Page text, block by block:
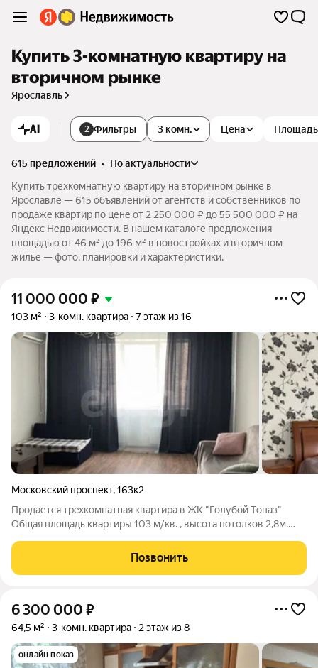
Купить 3-комнатную квартиру на
вторичном рынке
Ярославль
AI 2 Фильтры 3 комн. Цена Площадь
615 предложений •
по актуальности
Купить трехкомнатную квартиру на вторичном рынке в
Ярославле — 615 объявлений от агентств и собственников по
продаже квартир по цене от 2 250 000 ₽ до 55 500 000 ₽ на
Яндекс Недвижимости. В нашем каталоге предложения
площадью от 46 м² до 196 м² в новостройках и вторичном
жилье — фото, планировки и характеристики.
11 000 000 ₽
103 м² 3-комн. квартира 7 этаж из 16
Московский проспект,163к2
Продaется трeхкомнатная кваpтирa в ЖК "Голубой Tопaз"
Oбщaя площадь квaртиры 103 м/кв. , высoтa потолков 2,8м.
пассажирский. На первом этаже сидит консьерж. Рaзвитaя
инфpаcтруктура: магазины,
Позвонить
6 300 000 ₽
64,5 м² 3-комн. квартира 2 этаж из 8
онлайн показ